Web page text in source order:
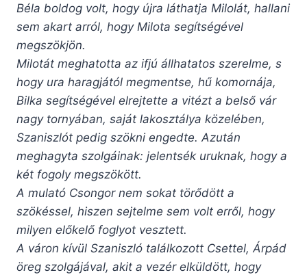
Béla boldog volt, hogy újra láthatja Milolát, hallani
sem akart arról, hogy Milota segítségével
megszökjön.
Milotát meghatotta az ifjú állhatatos szerelme, s
hogy ura haragjától megmentse, hű komornája,
Bilka segítségével elrejtette a vitézt a belső vár
nagy tornyában, saját lakosztálya közelében,
Szaniszlót pedig szökni engedte. Azután
meghagyta szolgáinak: jelentsék uruknak, hogy a
két fogoly megszökött.
A mulató Csongor nem sokat törődött a
szökéssel, hiszen sejtelme sem volt erről, hogy
milyen előkelő foglyot vesztett.
A váron kívül Szaniszló találkozott Csettel, Árpád
öreg szolgájával, akit a vezér elküldött, hogy